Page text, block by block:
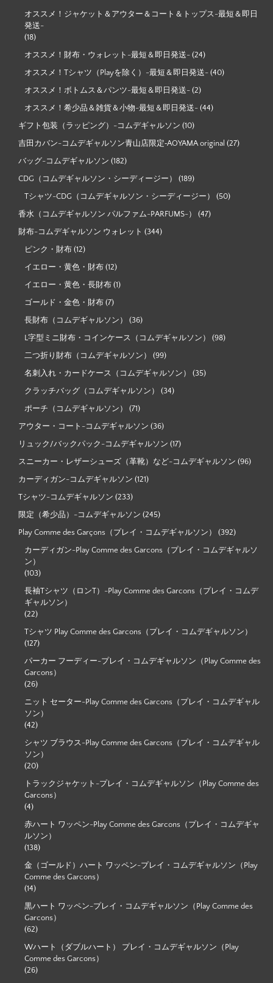
オススメ！ジャケット＆アウター＆コート＆トップス-最短＆即日
発送-
(18)
オススメ！財布・ウォレット-最短＆即日発送- (24)
オススメ！Tシャツ（Playを除く）-最短＆即日発送- (40)
オススメ！ボトムス＆パンツ-最短＆即日発送- (2)
オススメ！希少品＆雑貨＆小物-最短＆即日発送- (44)
ギフト包装（ラッピング）-コムデギャルソン (10)
吉田カバン-コムデギャルソン青山店限定‐AOYAMA original (27)
バッグ-コムデギャルソン (182)
CDG（コムデギャルソン・シーディージー） (189)
Tシャツ-CDG（コムデギャルソン・シーディージー） (50)
香水（コムデギャルソン パルファム-PARFUMS-） (47)
財布-コムデギャルソン ウォレット (344)
ピンク・財布 (12)
イエロー・黄色・財布 (12)
イエロー・黄色・長財布 (1)
ゴールド・金色・財布 (7)
長財布（コムデギャルソン） (36)
L字型ミニ財布・コインケース（コムデギャルソン） (98)
二つ折り財布（コムデギャルソン） (99)
名刺入れ・カードケース（コムデギャルソン） (35)
クラッチバッグ（コムデギャルソン） (34)
ポーチ（コムデギャルソン） (71)
アウター・コート-コムデギャルソン (36)
リュック/バックパック-コムデギャルソン (17)
スニーカー・レザーシューズ（革靴）など-コムデギャルソン (96)
カーディガン-コムデギャルソン (121)
Tシャツ-コムデギャルソン (233)
限定（希少品）-コムデギャルソン (245)
Play Comme des Garçons（プレイ・コムデギャルソン） (392)
カーディガン-Play Comme des Garcons（プレイ・コムデギャルソ
ン）
(103)
長袖Tシャツ（ロンT）-Play Comme des Garcons（プレイ・コムデ
ギャルソン）
(22)
Tシャツ Play Comme des Garcons（プレイ・コムデギャルソン）
(127)
パーカー フーディー-プレイ・コムデギャルソン（Play Comme des
Garcons）
(26)
ニット セーター-Play Comme des Garcons（プレイ・コムデギャル
ソン）
(42)
シャツ ブラウス-Play Comme des Garcons（プレイ・コムデギャル
ソン）
(20)
トラックジャケット-プレイ・コムデギャルソン（Play Comme des
Garcons）
(4)
赤ハート ワッペン-Play Comme des Garcons（プレイ・コムデギャ
ルソン）
(138)
金（ゴールド）ハート ワッペン-プレイ・コムデギャルソン（Play
Comme des Garcons）
(14)
黒ハート ワッペン-プレイ・コムデギャルソン（Play Comme des
Garcons）
(62)
Wハート（ダブルハート） プレイ・コムデギャルソン（Play
Comme des Garcons）
(26)